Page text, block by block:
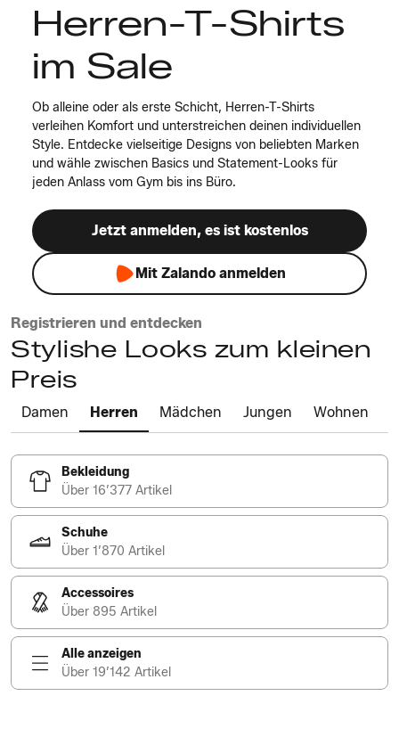
Herren-T-Shirts
im Sale
Ob alleine oder als erste Schicht, Herren-T-Shirts
verleihen Komfort und unterstreichen deinen individuellen
Style. Entdecke vielseitige Designs von beliebten Marken
und wähle zwischen Basics und Statement-Looks für
jeden Anlass vom Gym bis ins Büro.
Jetzt anmelden, es ist kostenlos
Mit Zalando anmelden
Registrieren und entdecken
Stylishe Looks zum kleinen
Preis
Damen Herren Mädchen Jungen Wohnen
Bekleidung
Über 16’377 Artikel
Schuhe
Über 1’870 Artikel
Accessoires
Über 895 Artikel
Alle anzeigen
Über 19’142 Artikel